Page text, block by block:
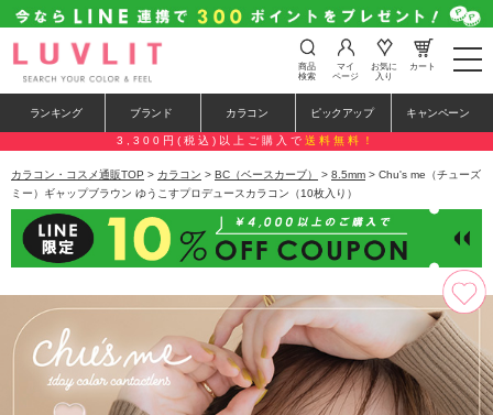
t
o
e
n
a
a
i
o
n
商品
検索
マイ
ページ
お気に
入り
カート
ランキング ブランド カラコン ピックアップ キャンペーン
3,300円(税込)以上ご購入で 送料無料！
カラコン・コスメ通販TOP > カラコン > BC（ベースカーブ） > 8.5mm > Chu's me（チューズ
ミー）ギャップブラウン ゆうこすプロデュースカラコン（10枚入り）